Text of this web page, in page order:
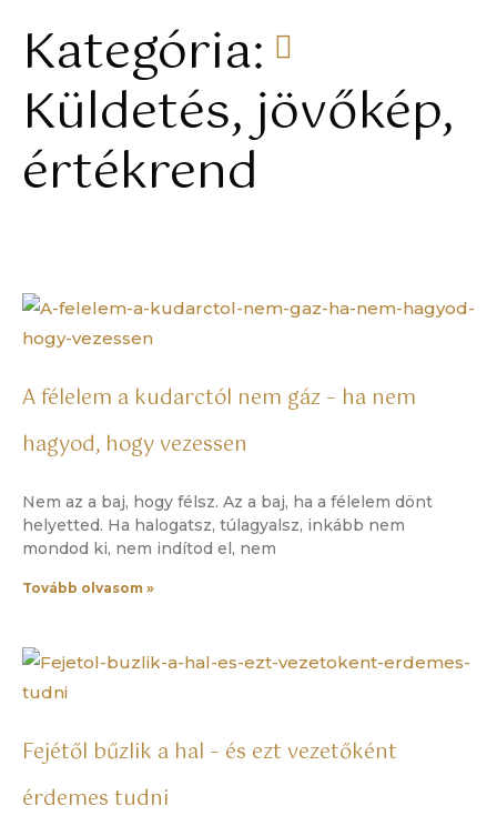
Kategória:
Küldetés, jövőkép,
értékrend
A félelem a kudarctól nem gáz – ha nem
hagyod, hogy vezessen
Nem az a baj, hogy félsz. Az a baj, ha a félelem dönt
helyetted. Ha halogatsz, túlagyalsz, inkább nem
mondod ki, nem indítod el, nem
Tovább olvasom »
Fejétől bűzlik a hal – és ezt vezetőként
érdemes tudni